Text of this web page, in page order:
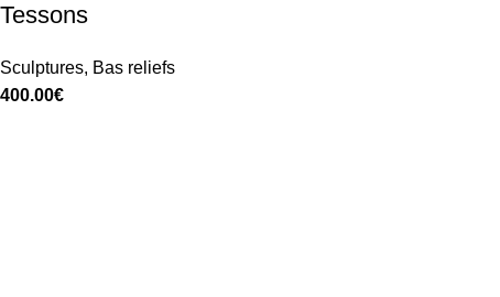
Tessons
Sculptures, Bas reliefs
400.00€